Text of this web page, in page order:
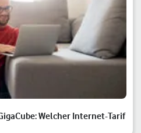
Welcher Internet-Tarif